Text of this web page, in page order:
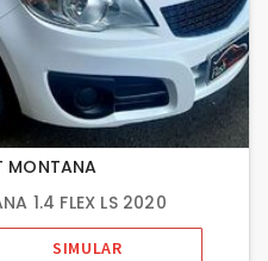
MONTANA
1.4 FLEX LS 2020
SIMULAR